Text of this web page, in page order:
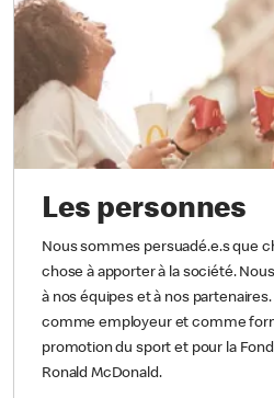
Les personnes
Nous sommes persuadé.e.s que
chose à apporter à la société.
à nos équipes et à nos
comme employeur et comme
promotion du sport et pour la
Ronald McDonald.